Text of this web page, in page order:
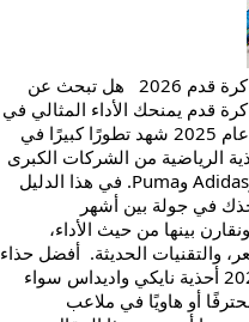
أفضل حذاء كرة قدم 2026 هل تبحث عن
قدم يمنحك الأداء المثالي في
المباريات؟ عام 2025 شهد تطورًا كبيرًا في
الرياضية من الشركات الكبرى
مثل Nike وAdidas وPuma. في هذا الدليل
في جولة بين أشهر
بينها من حيث الأداء،
والتقنيات الحديثة. أفضل حذاء
كرة قدم 2026 أحذية نايكي واديداس سواء
أو هاويًا في ملاعب